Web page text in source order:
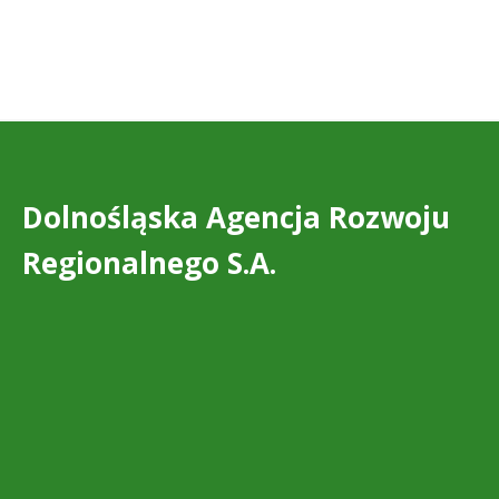
Dolnośląska Agencja Rozwoju
Regionalnego S.A.